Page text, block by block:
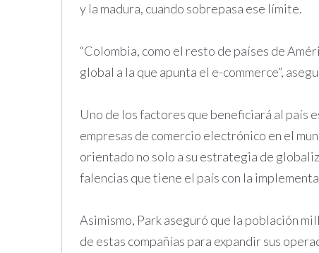
y la madura, cuando sobrepasa ese límite.
“Colombia, como el resto de países de
global a la que apunta el e-commerce”,
Uno de los factores que beneficiará al país
empresas de comercio electrónico en el
orientado no solo a su estrategia de
falencias que tiene el país con la
Asimismo, Park aseguró que la población
de estas compañías para expandir sus